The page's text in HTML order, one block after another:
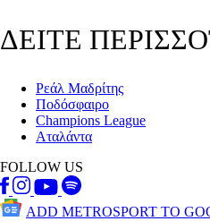
ΔΕΙΤΕ
Ρεάλ Μαδρίτης
Ποδόσφαιρο
Champions League
Αταλάντα
FOLLOW US
ADD METROSPORT TO